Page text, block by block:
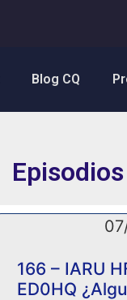
Blog CQ
166 – IARU
ED0HQ